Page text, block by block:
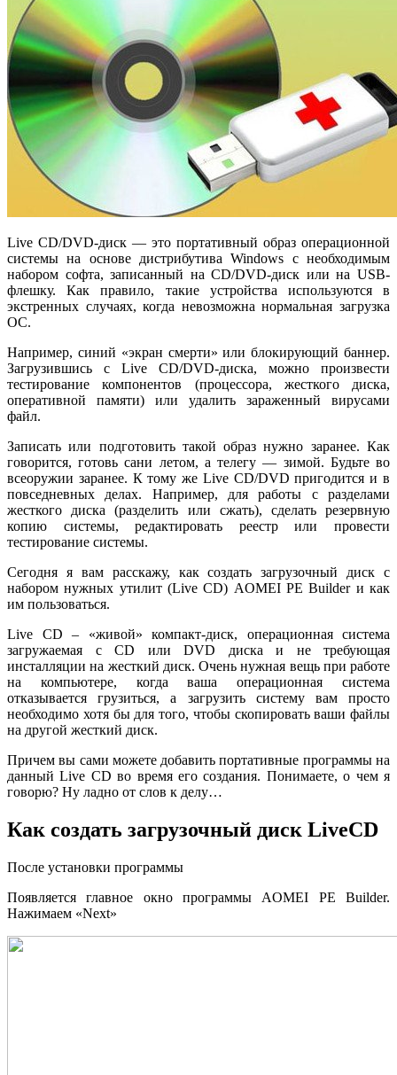
Live CD/DVD-диск — это портативный образ операционной
системы на основе дистрибутива Windows с необходимым
набором софта, записанный на CD/DVD-диск или на USB-
флешку. Как правило, такие устройства используются в
экстренных случаях, когда невозможна нормальная загрузка
ОС.
Например, синий «экран смерти» или блокирующий баннер.
Загрузившись с Live CD/DVD-диска, можно произвести
тестирование компонентов (процессора, жесткого диска,
оперативной памяти) или удалить зараженный вирусами
файл.
Записать или подготовить такой образ нужно заранее. Как
говорится, готовь сани летом, а телегу — зимой. Будьте во
всеоружии заранее. К тому же Live CD/DVD пригодится и в
повседневных делах. Например, для работы с разделами
жесткого диска (разделить или сжать), сделать резервную
копию системы, редактировать реестр или провести
тестирование системы.
Сегодня я вам расскажу, как создать загрузочный диск с
набором нужных утилит (Live CD) AOMEI PE Builder и как
им пользоваться.
Live CD – «живой» компакт-диск, операционная система
загружаемая с CD или DVD диска и не требующая
инсталляции на жесткий диск. Очень нужная вещь при работе
на компьютере, когда ваша операционная система
отказывается грузиться, а загрузить систему вам просто
необходимо хотя бы для того, чтобы скопировать ваши файлы
на другой жесткий диск.
Причем вы сами можете добавить портативные программы на
данный Live CD во время его создания. Понимаете, о чем я
говорю? Ну ладно от слов к делу…
Как создать загрузочный диск LiveCD
После установки программы
Появляется главное окно программы AOMEI PE Builder.
Нажимаем «Next»